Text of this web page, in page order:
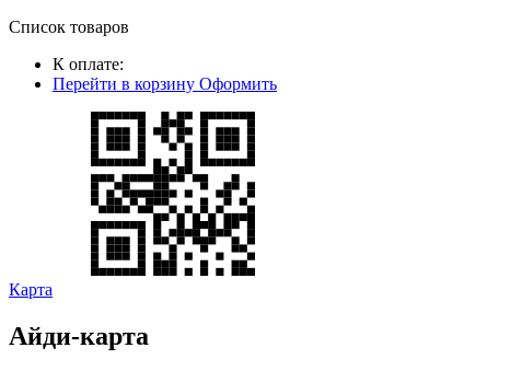
Список товаров
К оплате:
Перейти в корзину Оформить
Карта
Айди-карта